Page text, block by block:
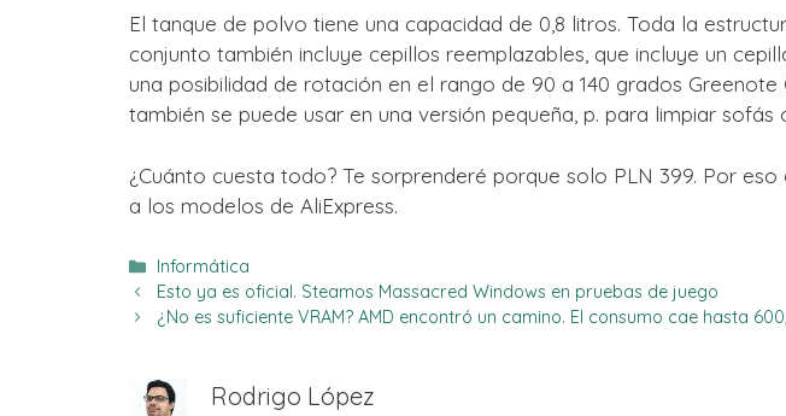
El tanque de polvo tiene una capacidad de 0,8 litros. Toda la
conjunto también incluye cepillos reemplazables, que incluye un
una posibilidad de rotación en el rango de 90 a 140 grados Greenote
también se puede usar en una versión pequeña, p. para limpiar
¿Cuánto cuesta todo? Te sorprenderé porque solo PLN 399. Por
a los modelos de AliExpress.
Categorías
Informática
Esto ya es oficial. Steamos Massacred Windows en pruebas de juego
¿No es suficiente VRAM? AMD encontró un camino. El consumo cae hasta
Rodrigo López